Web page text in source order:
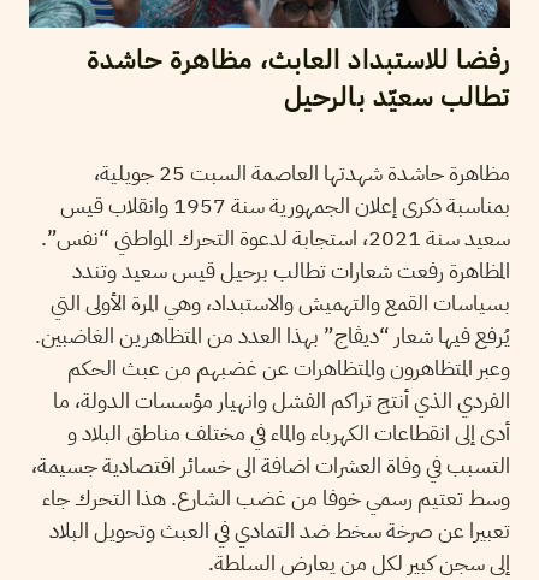
رفضا للاستبداد العابث، مظاهرة حاشدة
تطالب سعيّد بالرحيل
مظاهرة حاشدة شهدتها العاصمة السبت 25 جويلية،
بمناسبة ذكرى إعلان الجمهورية سنة 1957 وانقلاب قيس
سعيد سنة 2021، استجابة لدعوة التحرك المواطني “نفس”.
المظاهرة رفعت شعارات تطالب برحيل قيس سعيد وتندد
بسياسات القمع والتهميش والاستبداد، وهي المرة الأولى التي
يُرفع فيها شعار “ديڨاج” بهذا العدد من المتظاهرين الغاضبين.
وعبر المتظاهرون والمتظاهرات عن غضبهم من عبث الحكم
الفردي الذي أنتج تراكم الفشل وانهيار مؤسسات الدولة، ما
أدى إلى انقطاعات الكهرباء والماء في مختلف مناطق البلاد و
التسبب في وفاة العشرات اضافة الى خسائر اقتصادية جسيمة،
وسط تعتيم رسمي خوفا من غضب الشارع. هذا التحرك جاء
تعبيرا عن صرخة سخط ضد التمادي في العبث وتحويل البلاد
إلى سجن كبير لكل من يعارض السلطة.